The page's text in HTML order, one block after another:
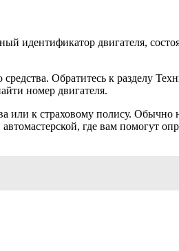
идентификатор двигателя,
Обратитесь к разделу
номер двигателя.
или к страховому полису. Обычно
где вам помогут